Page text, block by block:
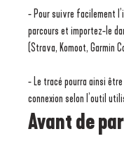
- Pour suivre facilement
parcours et importez-le
(Strava, Komoot, Garmin
- Le tracé pourra ainsi être
connexion selon l’outil
Avant de